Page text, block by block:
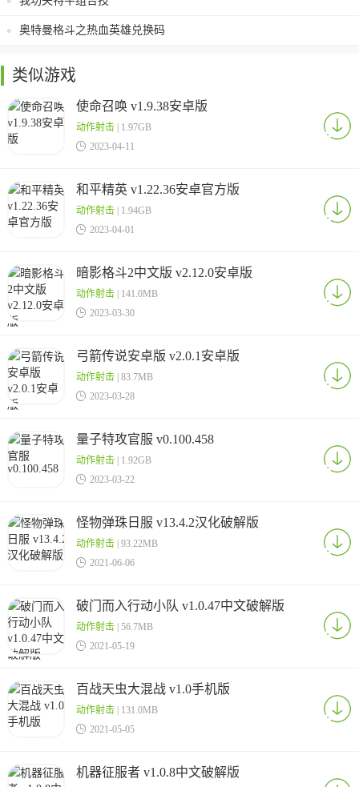
奥特曼格斗之热血英雄兑换码
类似游戏
使命召唤 v1.9.38安卓版
动作射击| 1.97GB
 2023-04-11
和平精英 v1.22.36安卓官方版
动作射击| 1.94GB
 2023-04-01
暗影格斗2中文版 v2.12.0安卓版
动作射击| 141.0MB
 2023-03-30
弓箭传说安卓版 v2.0.1安卓版
动作射击| 83.7MB
 2023-03-28
量子特攻官服 v0.100.458
动作射击| 1.92GB
 2023-03-22
怪物弹珠日服 v13.4.2汉化破解版
动作射击| 93.22MB
 2021-06-06
破门而入行动小队 v1.0.47中文破解版
动作射击| 56.7MB
 2021-05-19
百战天虫大混战 v1.0手机版
动作射击| 131.0MB
 2021-05-05
机器征服者 v1.0.8中文破解版